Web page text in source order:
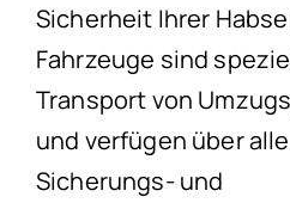
Sicherheit Ihrer
Fahrzeuge sind
Transport von
und verfügen über
Sicherungs- und